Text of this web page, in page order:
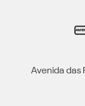
Avenida das